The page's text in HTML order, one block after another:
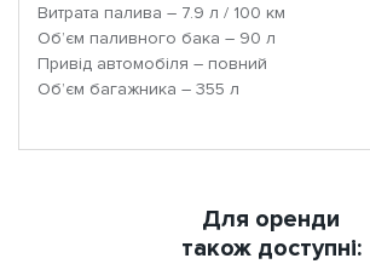
Витрата палива – 7.9 л / 100 км
Об’єм паливного бака – 90 л
Привід автомобіля – повний
Об’єм багажника – 355 л
Для оренди
також доступні: